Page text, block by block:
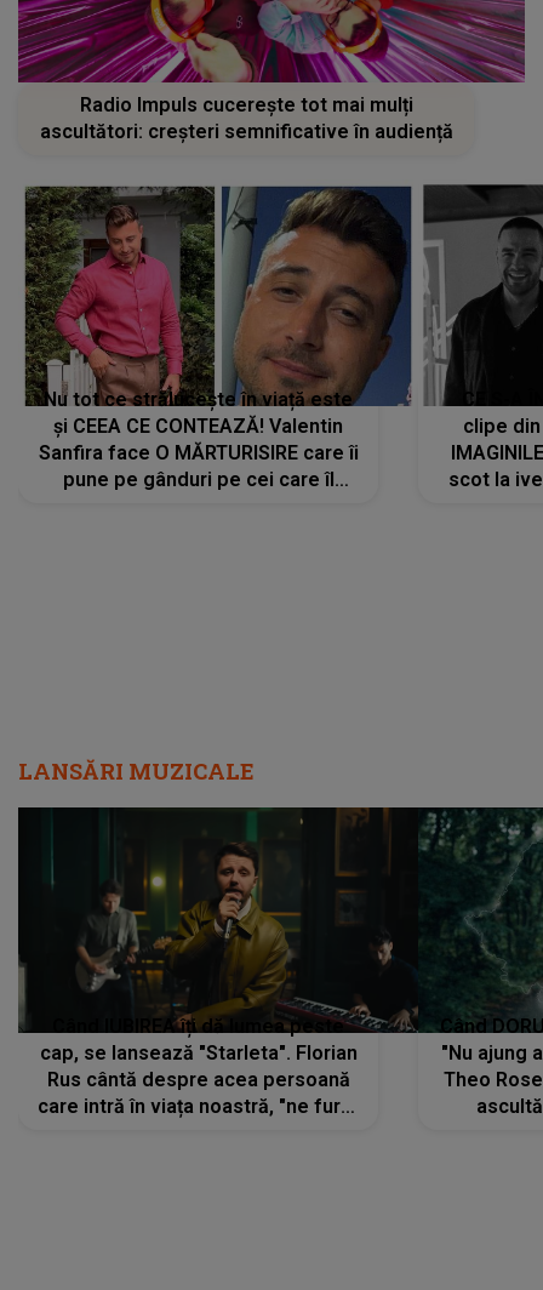
Radio Impuls cucerește tot mai mulți
ascultători: creșteri semnificative în audiență
Nu tot ce strălucește în viață este
și CEEA CE CONTEAZĂ! Valentin
Sanfira face O MĂRTURISIRE care îi
pune pe gânduri pe cei care îl
CE S-A
clipe
scot la
LANSĂRI MUZICALE
Când IUBIREA îți dă lumea peste
cap, se lansează "Starleta". Florian
Rus cântă despre acea persoană
care intră în viața noastră, "ne fură"
Când
"Nu ajung
Theo